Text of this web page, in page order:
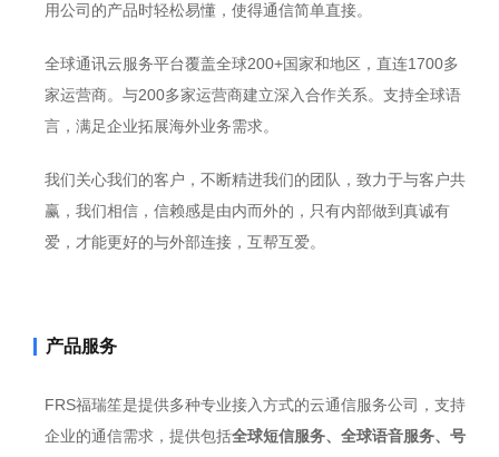
用公司的产品时轻松易懂，使得通信简单直接。
全球通讯云服务平台覆盖全球200+国家和地区，直连1700多
家运营商。与200多家运营商建立深入合作关系。支持全球语
言，满足企业拓展海外业务需求。
我们关心我们的客户，不断精进我们的团队，致力于与客户共
赢，我们相信，信赖感是由内而外的，只有内部做到真诚有
爱，才能更好的与外部连接，互帮互爱。
产品服务
FRS福瑞笙是提供多种专业接入方式的云通信服务公司，支持
企业的通信需求，提供包括全球短信服务、全球语音服务、号